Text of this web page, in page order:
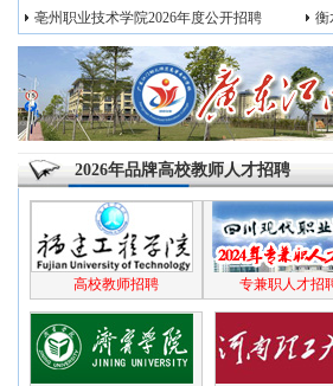
亳州职业技术学院2026年度公开招聘
衡
2026年品牌高校教师人才招聘
高校教师招聘 专兼职人才招